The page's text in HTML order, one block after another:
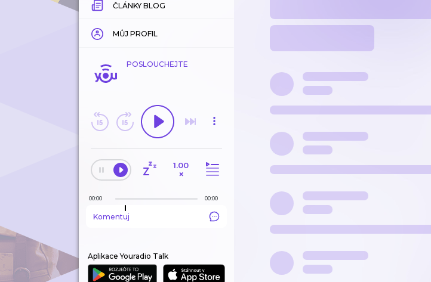
ČLÁNKY BLOG
MŮJ PROFIL
POSLOUCHEJTE
1.00
×
00:00 00:00
Komentuj
Aplikace Youradio Talk